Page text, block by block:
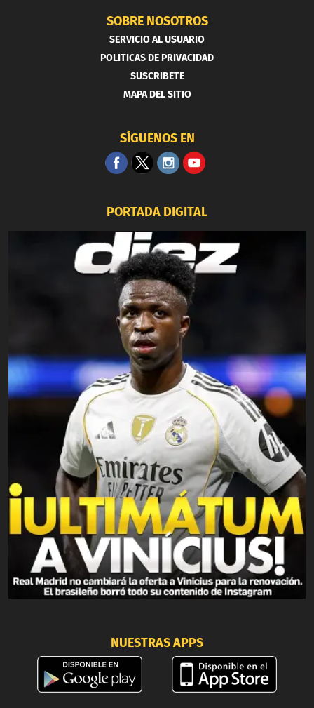
SOBRE NOSOTROS
SERVICIO AL USUARIO
POLITICAS DE PRIVACIDAD
SUSCRIBETE
MAPA DEL SITIO
SÍGUENOS EN
PORTADA DIGITAL
NUESTRAS APPS